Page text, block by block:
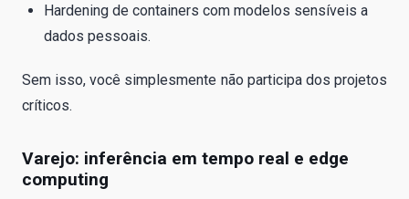
Hardening de containers com modelos sensíveis a
dados pessoais.
Sem isso, você simplesmente não participa dos projetos
críticos.
Varejo: inferência em tempo real e edge
computing